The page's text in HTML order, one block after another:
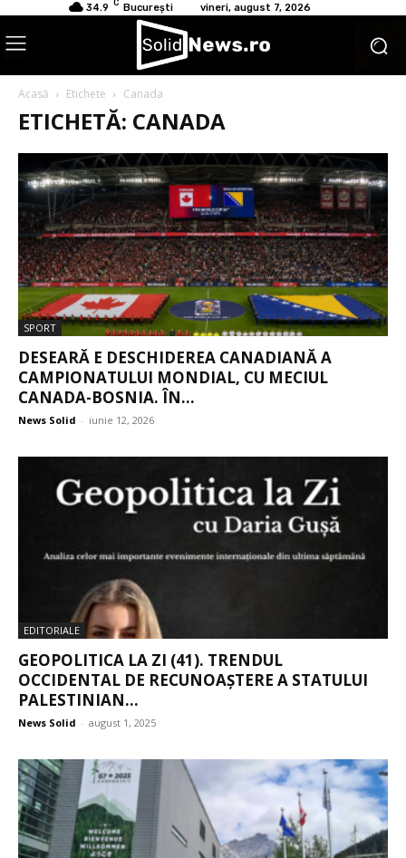
34.9 C București vineri, august 7, 2026
Acasă Etichete Canada
ETICHETĂ: CANADA
SPORT
DESEARĂ E DESCHIDEREA CANADIANĂ A
CAMPIONATULUI MONDIAL, CU MECIUL
CANADA-BOSNIA. ÎN...
News Solid - iunie 12, 2026
EDITORIALE
GEOPOLITICA LA ZI (41). TRENDUL
OCCIDENTAL DE RECUNOAȘTERE A STATULUI
PALESTINIAN...
News Solid - august 1, 2025